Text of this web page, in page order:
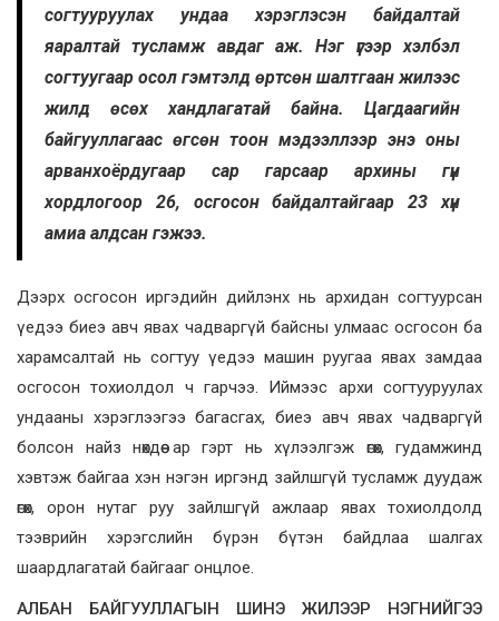
согтууруулах ундаа хэрэглэсэн байдалтай
яаралтай тусламж авдаг аж. Нэг үгээр хэлбэл
согтуугаар осол гэмтэлд өртсөн шалтгаан жилээс
жилд өсөх хандлагатай байна. Цагдаагийн
байгууллагаас өгсөн тоон мэдээллээр энэ оны
арванхоёрдугаар сар гарсаар архины гүн
хордлогоор 26, осгосон байдалтайгаар 23 хүн
амиа алдсан гэжээ.
Дээрх осгосон иргэдийн дийлэнх нь архидан согтуурсан
үедээ биеэ авч явах чадваргүй байсны улмаас осгосон ба
харамсалтай нь согтуу үедээ машин руугаа явах замдаа
осгосон тохиолдол ч гарчээ. Иймээс архи согтууруулах
ундааны хэрэглээгээ багасгах, биеэ авч явах чадваргүй
болсон найз нөхдөө ар гэрт нь хүлээлгэж өгөх, гудамжинд
хэвтэж байгаа хэн нэгэн иргэнд зайлшгүй тусламж дуудаж
өгөх, орон нутаг руу зайлшгүй ажлаар явах тохиолдолд
тээврийн хэрэгслийн бүрэн бүтэн байдлаа шалгах
шаардлагатай байгааг онцлое.
АЛБАН БАЙГУУЛЛАГЫН ШИНЭ ЖИЛЭЭР НЭГНИЙГЭЭ